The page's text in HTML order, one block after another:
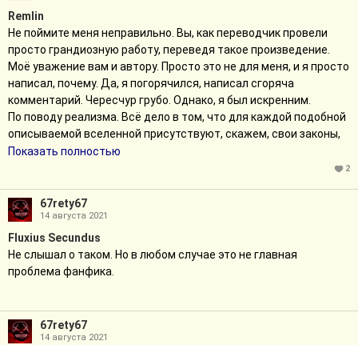
Remlin
Не поймите меня неправильно. Вы, как переводчик провели
просто грандиозную работу, переведя такое произведение.
Моё уважение вам и автору. Просто это не для меня, и я просто
написал, почему. Да, я погорячился, написал сгоряча
комментарий. Чересчур грубо. Однако, я был искренним.
По поводу реализма. Всё дело в том, что для каждой подобной
описываемой вселенной присутствуют, скажем, свои законы,
которые придумывает автор. Я их легко понимаю и принимаю,
не менял, а действия героев автора их нарушают. Это и есть
мой реализм. Может происходить что угодно, но если у этого
есть твёрдое обоснование, то я это могу понять и принять.
Если же Сакура, которой за 30 вместе со своим опытом шиноби
берёт и доверяется той, которую не проверила, да и не знает
только после перестраховок нескольких дала Хинате тот
контракт. Несостыковочка. И это лишь один пример из
Показать полностью
2
67rety67
14 августа 2021
Fluxius Secundus
Не слышал о таком. Но в любом случае это не главная
проблема фанфика.
67rety67
14 августа 2021